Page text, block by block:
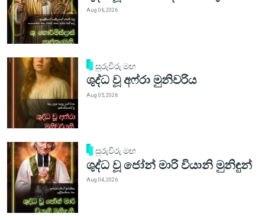
Aug 06, 2026
සුරුවිරු මඟ
ශුද්ධ වූ අෆ්රා මුනිවරිය
Aug 05, 2026
සුරුවිරු මඟ
ශුද්ධ වූ ජෝන් මාරි වියානි මුනිඳුන්
Aug 04, 2026